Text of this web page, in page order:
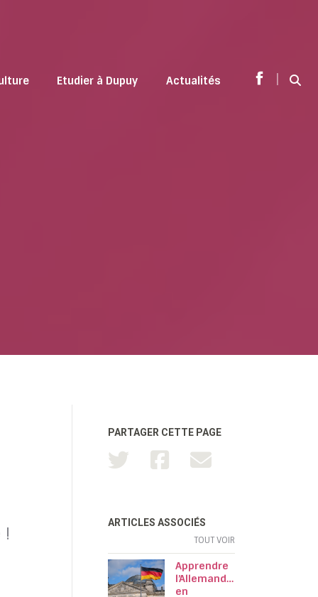
Etudier à Dupuy Actualités
Facebook
|
PARTAGER CETTE PAGE
ARTICLES ASSOCIÉS
TOUT VOIR
Apprendre
l’Allemand…
en